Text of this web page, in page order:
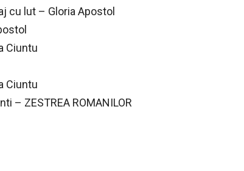
cu lut – Gloria Apostol
Ciuntu
Ciuntu
– ZESTREA ROMANILOR